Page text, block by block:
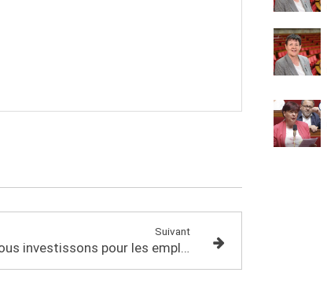
Suivant
Nous investissons pour les emplois de nos jeunes